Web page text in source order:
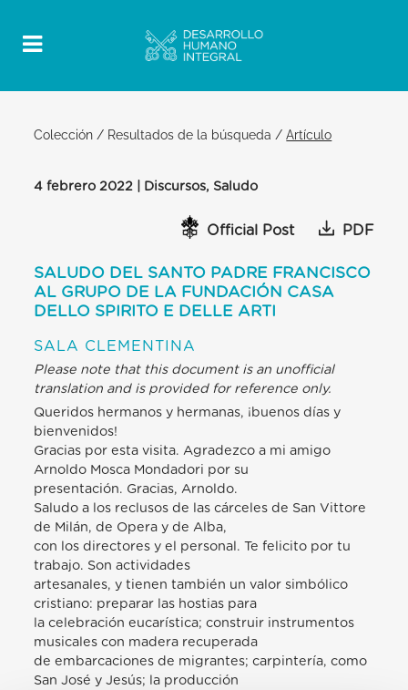
Colección / Resultados de la búsqueda /Artículo
4 febrero 2022 | Discursos, Saludo
Official Post PDF
SALUDO DEL SANTO PADRE FRANCISCO
AL GRUPO DE LA FUNDACIÓN CASA
DELLO SPIRITO E DELLE ARTI
SALA CLEMENTINA
Please note that this document is an unofficial
translation and is provided for reference only.
Queridos hermanos y hermanas, ¡buenos días y
bienvenidos!
Gracias por esta visita. Agradezco a mi amigo
Arnoldo Mosca Mondadori por su
presentación. Gracias, Arnoldo.
Saludo a los reclusos de las cárceles de San Vittore
de Milán, de Opera y de Alba,
con los directores y el personal. Te felicito por tu
trabajo. Son actividades
artesanales, y tienen también un valor simbólico
cristiano: preparar las hostias para
la celebración eucarística; construir instrumentos
musicales con madera recuperada
de embarcaciones de migrantes; carpintería, como
San José y Jesús; la producción